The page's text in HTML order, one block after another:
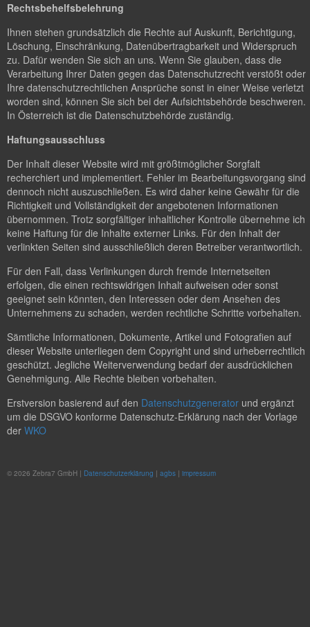
Rechtsbehelfsbelehrung
Ihnen stehen grundsätzlich die Rechte auf Auskunft, Berichtigung,
Löschung, Einschränkung, Datenübertragbarkeit und Widerspruch
zu. Dafür wenden Sie sich an uns. Wenn Sie glauben, dass die
Verarbeitung Ihrer Daten gegen das Datenschutzrecht verstößt oder
Ihre datenschutzrechtlichen Ansprüche sonst in einer Weise verletzt
worden sind, können Sie sich bei der Aufsichtsbehörde beschweren.
In Österreich ist die Datenschutzbehörde zuständig.
Haftungsausschluss
Der Inhalt dieser Website wird mit größtmöglicher Sorgfalt
recherchiert und implementiert. Fehler im Bearbeitungsvorgang sind
dennoch nicht auszuschließen. Es wird daher keine Gewähr für die
Richtigkeit und Vollständigkeit der angebotenen Informationen
übernommen. Trotz sorgfältiger inhaltlicher Kontrolle übernehme ich
keine Haftung für die Inhalte externer Links. Für den Inhalt der
verlinkten Seiten sind ausschließlich deren Betreiber verantwortlich.
Für den Fall, dass Verlinkungen durch fremde Internetseiten
erfolgen, die einen rechtswidrigen Inhalt aufweisen oder sonst
geeignet sein könnten, den Interessen oder dem Ansehen des
Unternehmens zu schaden, werden rechtliche Schritte vorbehalten.
Sämtliche Informationen, Dokumente, Artikel und Fotografien auf
dieser Website unterliegen dem Copyright und sind urheberrechtlich
geschützt. Jegliche Weiterverwendung bedarf der ausdrücklichen
Genehmigung. Alle Rechte bleiben vorbehalten.
Erstversion basierend auf den Datenschutzgenerator und ergänzt
um die DSGVO konforme Datenschutz-Erklärung nach der Vorlage
der WKO
© 2026 Zebra7 GmbH | Datenschutzerklärung | agbs | impressum